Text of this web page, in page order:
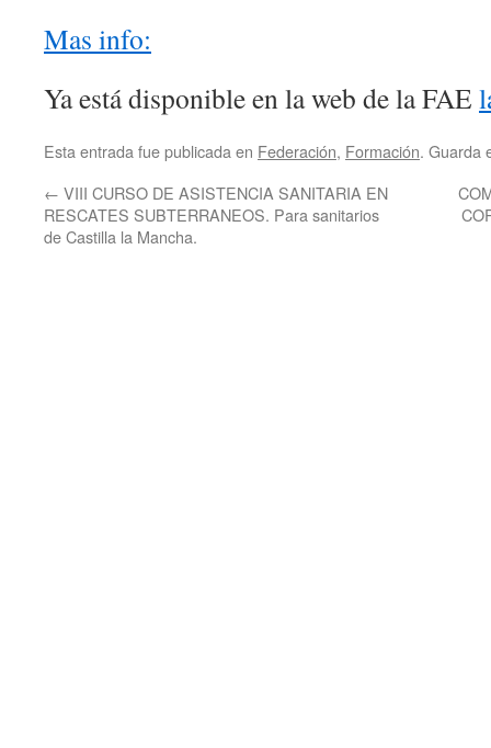
Mas info:
Ya está disponible en la web de la FAE
Esta entrada fue publicada en Federación, Formación. Guarda
← VIII CURSO DE ASISTENCIA SANITARIA EN
RESCATES SUBTERRANEOS. Para sanitarios
de Castilla la Mancha.